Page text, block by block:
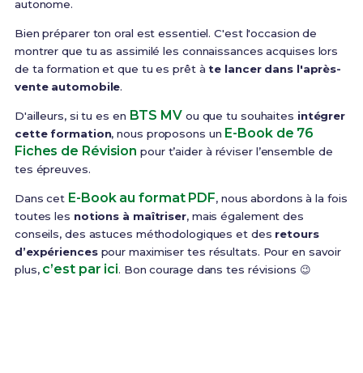
autonome.
Bien préparer ton oral est essentiel. C'est l'occasion de
montrer que tu as assimilé les connaissances acquises lors
de ta formation et que tu es prêt àte lancer dans l'après-
vente automobile.
D'ailleurs, si tu es en BTS MVou que tu souhaites intégrer
cette formation, nous proposons un E-Book de 76
Fiches de Révision pour t’aider à réviser l’ensemble de
tes épreuves.
Dans cet E-Book au format PDF, nous abordons à la fois
toutes les notions à maîtriser, mais également des
conseils, des astuces méthodologiques et des retours
d’expériencespour maximiser tes résultats. Pour en savoir
plus, c’est par ici. Bon courage dans tes révisions 😉